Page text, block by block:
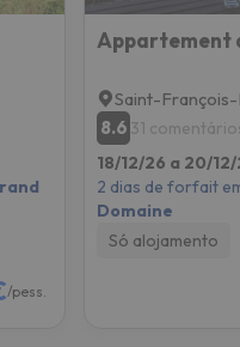
/pess.
Saint-
8.6 31
18/12/26 a 20/
2 dias de forfait
Domaine
Só alojamento